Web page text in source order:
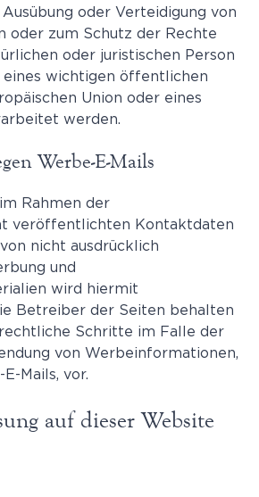
oder Verteidigung von
oder zum Schutz der Rechte
oder juristischen Person
eines wichtigen öffentlichen
Union oder eines
werden.
Werbe-E-Mails
Rahmen der
veröffentlichten Kontaktdaten
nicht ausdrücklich
und
wird hiermit
Betreiber der Seiten behalten
Schritte im Falle der
von Werbeinformationen,
Mails, vor.
auf dieser Website